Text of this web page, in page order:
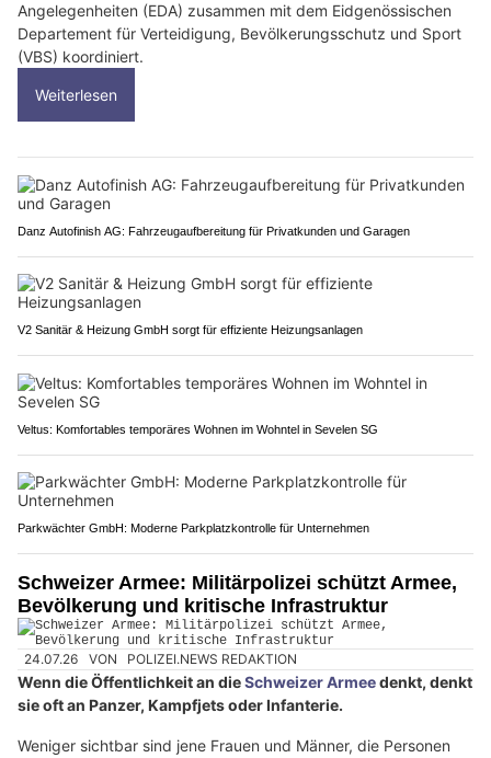
Angelegenheiten (EDA) zusammen mit dem Eidgenössischen
Departement für Verteidigung, Bevölkerungsschutz und Sport
(VBS) koordiniert.
Weiterlesen
Danz Autofinish AG: Fahrzeugaufbereitung für Privatkunden und Garagen
V2 Sanitär & Heizung GmbH sorgt für effiziente Heizungsanlagen
Veltus: Komfortables temporäres Wohnen im Wohntel in Sevelen SG
Parkwächter GmbH: Moderne Parkplatzkontrolle für Unternehmen
Schweizer Armee: Militärpolizei schützt Armee,
Bevölkerung und kritische Infrastruktur
24.07.26 VON POLIZEI.NEWS REDAKTION
Wenn die Öffentlichkeit an dieSchweizer Armeedenkt, denkt
sie oft an Panzer, Kampfjets oder Infanterie.
Weniger sichtbar sind jene Frauen und Männer, die Personen